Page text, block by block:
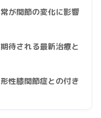
が関節の変化に影響
待される最新治療と
性膝関節症との付き